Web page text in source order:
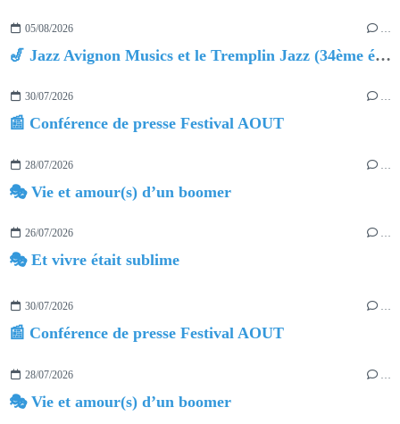
05/08/2026 …
🎷 Jazz Avignon Musics et le Tremplin Jazz (34ème édition)
30/07/2026 …
📰 Conférence de presse Festival AOUT
28/07/2026
🎭 Vie et amour(s) d’un boomer
26/07/2026 …
🎭 Et vivre était sublime
30/07/2026 …
📰 Conférence de presse Festival AOUT
28/07/2026 …
🎭 Vie et amour(s) d’un boomer